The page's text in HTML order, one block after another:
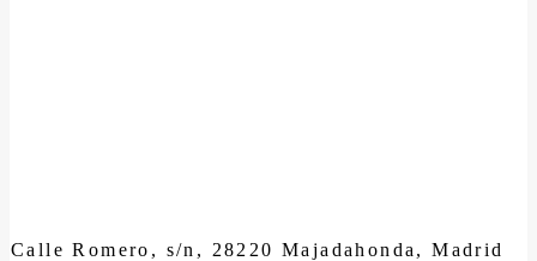
Calle Romero, s/n, 28220 Majadahonda, Madrid